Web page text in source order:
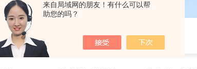
来自局域网的朋友！有什么可以帮
助您的吗？
析报警器，